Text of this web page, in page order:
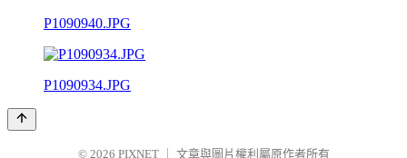
P1090940.JPG
P1090934.JPG
© 2026 PIXNET 文章與圖片權利屬原作者所有